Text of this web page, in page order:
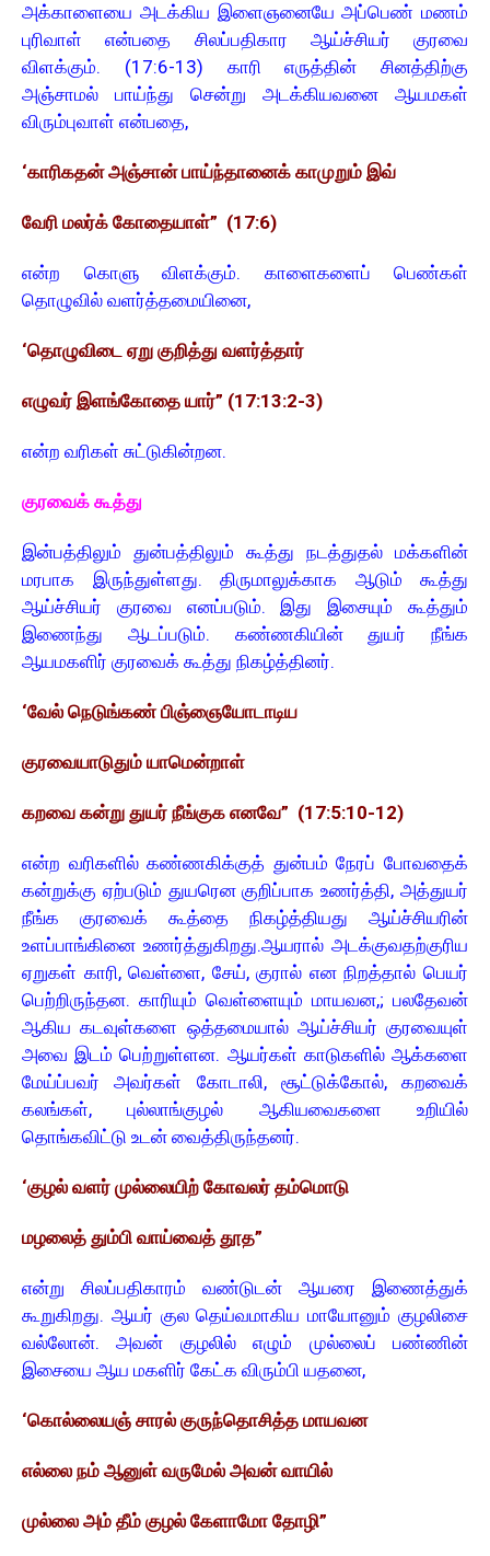
அக்காளையை அடக்கிய இளைஞனையே அப்பெண் மணம்
புரிவாள் என்பதை சிலப்பதிகார ஆய்ச்சியர் குரவை
விளக்கும். (17:6-13) காரி எருத்தின் சினத்திற்கு
அஞ்சாமல் பாய்ந்து சென்று அடக்கியவனை ஆயமகள்
விரும்புவாள் என்பதை,
‘காரிகதன் அஞ்சான் பாய்ந்தானைக் காமுறும் இவ்
வேரி மலர்க் கோதையாள்” (17:6)
என்ற கொளு விளக்கும். காளைகளைப் பெண்கள்
தொழுவில் வளர்த்தமையினை,
‘தொழுவிடை ஏறு குறித்து வளர்த்தார்
எழுவர் இளங்கோதை யார்” (17:13:2-3)
என்ற வரிகள் சுட்டுகின்றன.
குரவைக் கூத்து
இன்பத்திலும் துன்பத்திலும் கூத்து நடத்துதல் மக்களின்
மரபாக இருந்துள்ளது. திருமாலுக்காக ஆடும் கூத்து
ஆய்ச்சியர் குரவை எனப்படும். இது இசையும் கூத்தும்
இணைந்து ஆடப்படும். கண்ணகியின் துயர் நீங்க
ஆயமகளிர் குரவைக் கூத்து நிகழ்த்தினர்.
‘வேல் நெடுங்கண் பிஞ்ஞையோடாடிய
குரவையாடுதும் யாமென்றாள்
கறவை கன்று துயர் நீங்குக எனவே” (17:5:10-12)
என்ற வரிகளில் கண்ணகிக்குத் துன்பம் நேரப் போவதைக்
கன்றுக்கு ஏற்படும் துயரென குறிப்பாக உணர்த்தி, அத்துயர்
நீங்க குரவைக் கூத்தை நிகழ்த்தியது ஆய்ச்சியரின்
உளப்பாங்கினை உணர்த்துகிறது. ஆயரால் அடக்குவதற்குரிய
ஏறுகள் காரி, வெள்ளை, சேய், குரால் என நிறத்தால் பெயர்
பெற்றிருந்தன. காரியும் வெள்ளையும் மாயவன,; பலதேவன்
ஆகிய கடவுள்களை ஒத்தமையால் ஆய்ச்சியர் குரவையுள்
அவை இடம் பெற்றுள்ளன. ஆயர்கள் காடுகளில் ஆக்களை
மேய்ப்பவர் அவர்கள் கோடாலி, சூட்டுக்கோல், கறவைக்
கலங்கள், புல்லாங்குழல் ஆகியவைகளை உறியில்
தொங்கவிட்டு உடன் வைத்திருந்தனர்.
‘குழல் வளர் முல்லையிற் கோவலர் தம்மொடு
மழலைத் தும்பி வாய்வைத் தூத”
என்று சிலப்பதிகாரம் வண்டுடன் ஆயரை இணைத்துக்
கூறுகிறது. ஆயர் குல தெய்வமாகிய மாயோனும் குழலிசை
வல்லோன். அவன் குழலில் எழும் முல்லைப் பண்ணின்
இசையை ஆய மகளிர் கேட்க விரும்பி யதனை,
‘கொல்லையஞ் சாரல் குருந்தொசித்த மாயவன
எல்லை நம் ஆனுள் வருமேல் அவன் வாயில்
முல்லை அம் தீம் குழல் கேளாமோ தோழி”